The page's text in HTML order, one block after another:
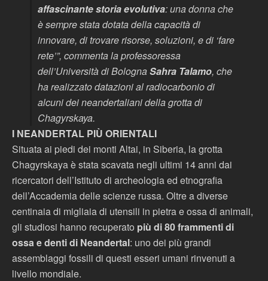
affascinante storia evolutiva: una donna che
è sempre stata dotata della capacità di
innovare, di trovare risorse, soluzioni, e di ‘fare
rete’”, commenta la professoressa
dell’Università di BolognaSahra Talamo, che
ha realizzato datazioni al radiocarbonio di
alcuni dei neandertaliani della grotta di
Chagyrskaya.
I NEANDERTAL PIÙ ORIENTALI
Situata ai piedi dei monti Altai, in Siberia, la grotta
Chagyrskaya è stata scavata negli ultimi 14 anni dai
ricercatori dell’Istituto di archeologia ed etnografia
dell’Accademia delle scienze russa. Oltre a diverse
centinaia di migliaia di utensili in pietra e ossa di animali,
gli studiosi hanno recuperato più di 80 frammenti di
ossa e denti di Neandertal: uno dei più grandi
assemblaggi fossili di questi esseri umani rinvenuti a
livello mondiale.